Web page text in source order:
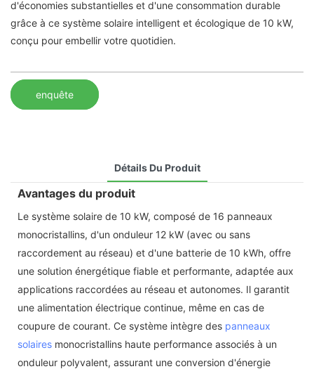
d'économies substantielles et d'une consommation durable
grâce à ce système solaire intelligent et écologique de 10 kW,
conçu pour embellir votre quotidien.
enquête
Détails Du Produit
Avantages du produit
Le système solaire de 10 kW, composé de 16 panneaux
monocristallins, d'un onduleur 12 kW (avec ou sans
raccordement au réseau) et d'une batterie de 10 kWh, offre
une solution énergétique fiable et performante, adaptée aux
applications raccordées au réseau et autonomes. Il garantit
une alimentation électrique continue, même en cas de
coupure de courant. Ce système intègre des panneaux
solaires monocristallins haute performance associés à un
onduleur polyvalent, assurant une conversion d'énergie